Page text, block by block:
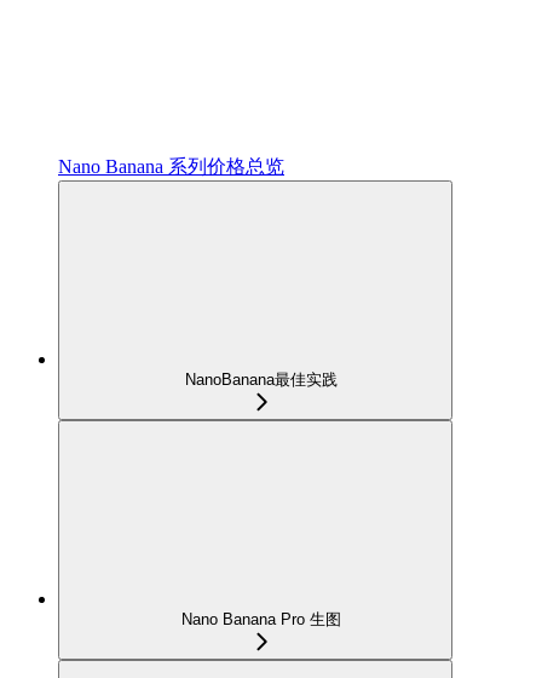
Nano Banana 系列价格总览
NanoBanana最佳实践
Nano Banana Pro 生图